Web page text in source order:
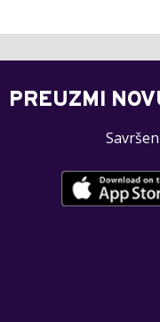
PREUZMI